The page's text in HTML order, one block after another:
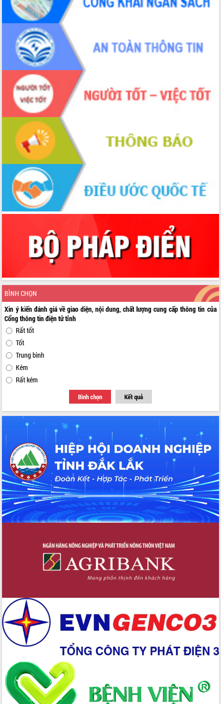
BÌNH CHỌN
Xin ý kiến đánh giá về giao diện, nội dung, chất lượng cung cấp thông tin của
Cổng thông tin điện tử tỉnh
Rất tốt
Tốt
Trung bình
Kém
Rất kém
Bình chọn Kết quả